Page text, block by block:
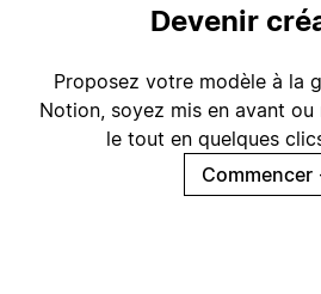
Devenir
Proposez votre modèle à la
Notion, soyez mis en avant ou
le tout en quelques
Commencer